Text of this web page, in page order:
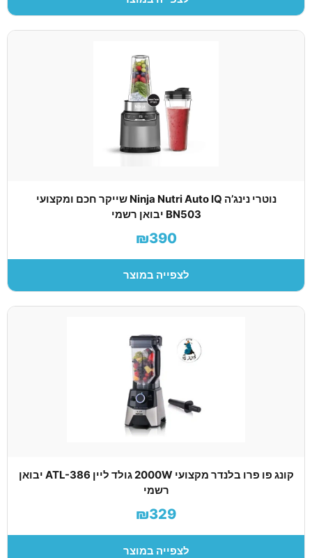
נוטרי נינג’ה Ninja Nutri Auto IQ שייקר חכם ומקצועי
BN503 יבואן רשמי
₪390
לצפייה במוצר
קונג פו פרו בלנדר מקצועי 2000W גולד ליין ATL-386 יבואן
רשמי
₪329
לצפייה במוצר